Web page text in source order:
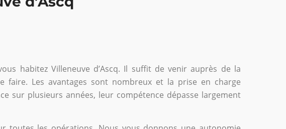
habitez Villeneuve d’Ascq. Il suffit de venir auprès de la
faire. Les avantages sont nombreux et la prise en charge
sur plusieurs années, leur compétence dépasse largement